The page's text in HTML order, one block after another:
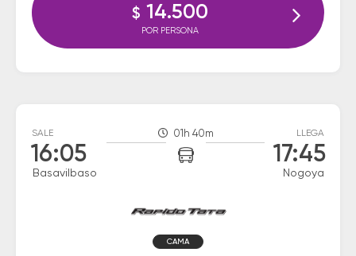
$ 14.500
POR PERSONA
SALE
16:05
Basavilbaso
01h 40m LLEGA
17:45
Nogoya
CAMA